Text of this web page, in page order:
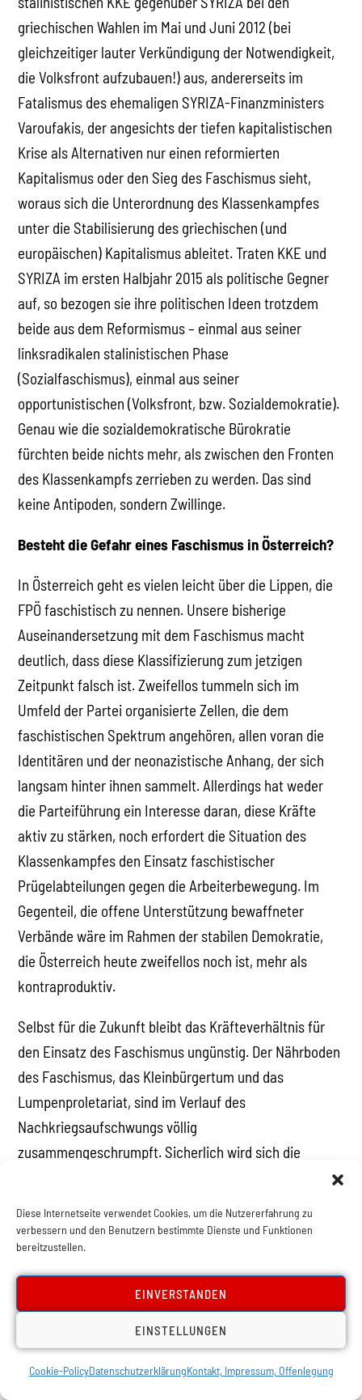
Diese Internetseite verwendet Cookies, um die Nutzererfahrung zu
verbessern und den Benutzern bestimmte Dienste und Funktionen
bereitzustellen.
EINVERSTANDEN
EINSTELLUNGEN
Cookie-PolicyDatenschutzerklärungKontakt, Impressum, Offenlegung
griechischen Wahlen im Mai und Juni 2012 (bei
gleichzeitiger lauter Verkündigung der Notwendigkeit,
die Volksfront aufzubauen!) aus, andererseits im
Fatalismus des ehemaligen SYRIZA-Finanzministers
Varoufakis, der angesichts der tiefen kapitalistischen
Krise als Alternativen nur einen reformierten
Kapitalismus oder den Sieg des Faschismus sieht,
woraus sich die Unterordnung des Klassenkampfes
unter die Stabilisierung des griechischen (und
europäischen) Kapitalismus ableitet. Traten KKE und
SYRIZA im ersten Halbjahr 2015 als politische Gegner
auf, so bezogen sie ihre politischen Ideen trotzdem
beide aus dem Reformismus – einmal aus seiner
linksradikalen stalinistischen Phase
(Sozialfaschismus), einmal aus seiner
opportunistischen (Volksfront, bzw. Sozialdemokratie).
Genau wie die sozialdemokratische Bürokratie
fürchten beide nichts mehr, als zwischen den Fronten
des Klassenkampfs zerrieben zu werden. Das sind
keine Antipoden, sondern Zwillinge.
Besteht die Gefahr eines Faschismus in Österreich?
In Österreich geht es vielen leicht über die Lippen, die
FPÖ faschistisch zu nennen. Unsere bisherige
Auseinandersetzung mit dem Faschismus macht
deutlich, dass diese Klassifizierung zum jetzigen
Zeitpunkt falsch ist. Zweifellos tummeln sich im
Umfeld der Partei organisierte Zellen, die dem
faschistischen Spektrum angehören, allen voran die
Identitären und der neonazistische Anhang, der sich
langsam hinter ihnen sammelt. Allerdings hat weder
die Parteiführung ein Interesse daran, diese Kräfte
aktiv zu stärken, noch erfordert die Situation des
Klassenkampfes den Einsatz faschistischer
Prügelabteilungen gegen die Arbeiterbewegung. Im
Gegenteil, die offene Unterstützung bewaffneter
Verbände wäre im Rahmen der stabilen Demokratie,
die Österreich heute zweifellos noch ist, mehr als
kontraproduktiv.
Selbst für die Zukunft bleibt das Kräfteverhältnis für
den Einsatz des Faschismus ungünstig. Der Nährboden
des Faschismus, das Kleinbürgertum und das
Lumpenproletariat, sind im Verlauf des
Nachkriegsaufschwungs völlig
zusammengeschrumpft. Sicherlich wird sich die
Bourgeoisie nicht lumpen lassen, die Überreste dieser
Proletariat zu mobilisieren. Angesichts der schlechten
Ausgangsposition werden diese jedoch ein viel
unvorteilhafteres Kräfteverhältnis vorfinden als in den
30ern, von der erfolgreichen Machtübernahme ganz zu
Die Bezeichnung der FPÖ als faschistische Partei und